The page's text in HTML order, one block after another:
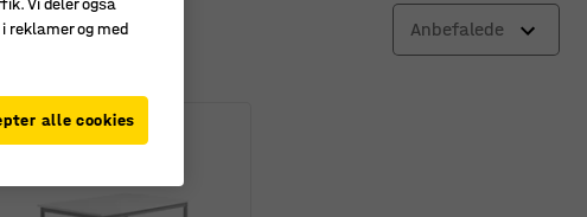
Anbefalede
reklamer og med
alle cookies